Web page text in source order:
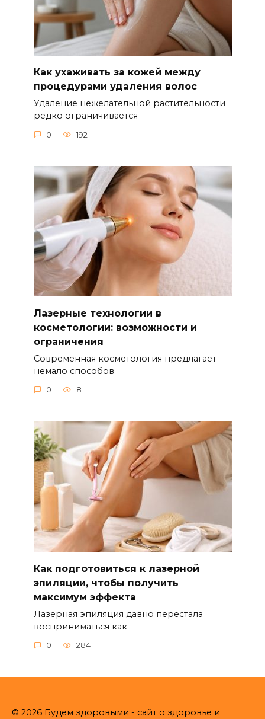
Как ухаживать за кожей между
процедурами удаления волос
Удаление нежелательной растительности
редко ограничивается
0 192
Лазерные технологии в
косметологии: возможности и
ограничения
Современная косметология предлагает
немало способов
0 8
Как подготовиться к лазерной
эпиляции, чтобы получить
максимум эффекта
Лазерная эпиляция давно перестала
восприниматься как
0 284
© 2026 Будем здоровыми - сайт о здоровье и